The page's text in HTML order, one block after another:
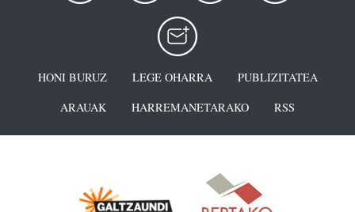
HONI BURUZ LEGE OHARRA
PUBLIZITATEA
ARAUAK
HARREMANETARAKO RSS